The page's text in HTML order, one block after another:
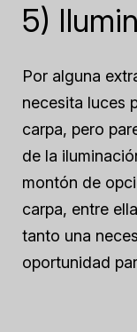
5)
Por alguna
necesita luces
carpa, pero
de la
montón de
carpa, entre
tanto una
oportunidad